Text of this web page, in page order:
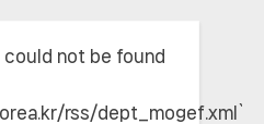
could not be found
rss/dept_mogef.xml`;